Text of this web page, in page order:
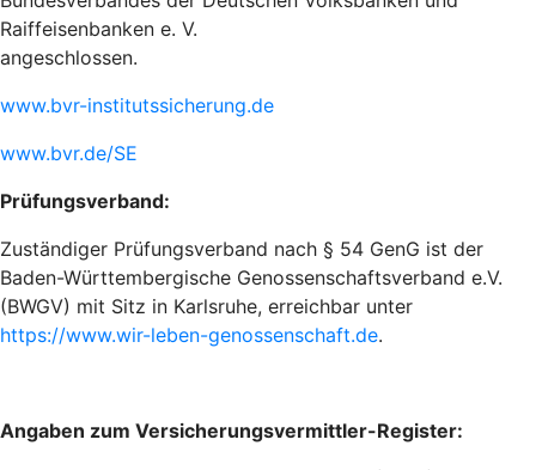
Raiffeisenbanken e. V.
angeschlossen.
www.bvr-institutssicherung.de
www.bvr.de/SE
Prüfungsverband:
Zuständiger Prüfungsverband nach § 54 GenG ist der
Baden-Württembergische Genossenschaftsverband e.V.
(BWGV) mit Sitz in Karlsruhe, erreichbar unter
https://www.wir-leben-genossenschaft.de.
Angaben zum Versicherungsvermittler-Register: